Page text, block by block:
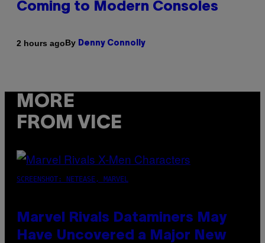
Coming to Modern Consoles
2 hours agoBy Denny Connolly
MORE
FROM VICE
SCREENSHOT: NETEASE, MARVEL
Marvel Rivals Dataminers May
Have Uncovered a Major New